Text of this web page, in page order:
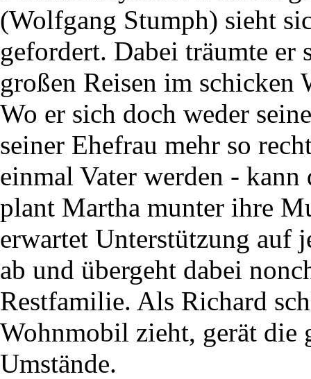
(Wolfgang Stumph) sieht
gefordert. Dabei träumte er
großen Reisen im schicken
Wo er sich doch weder
seiner Ehefrau mehr so
einmal Vater werden -
plant Martha munter ihre
erwartet Unterstützung auf
ab und übergeht dabei
Restfamilie. Als Richard
Wohnmobil zieht, gerät die
Umstände.